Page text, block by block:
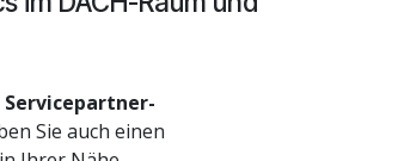
Servicepartner-
Sie auch einen